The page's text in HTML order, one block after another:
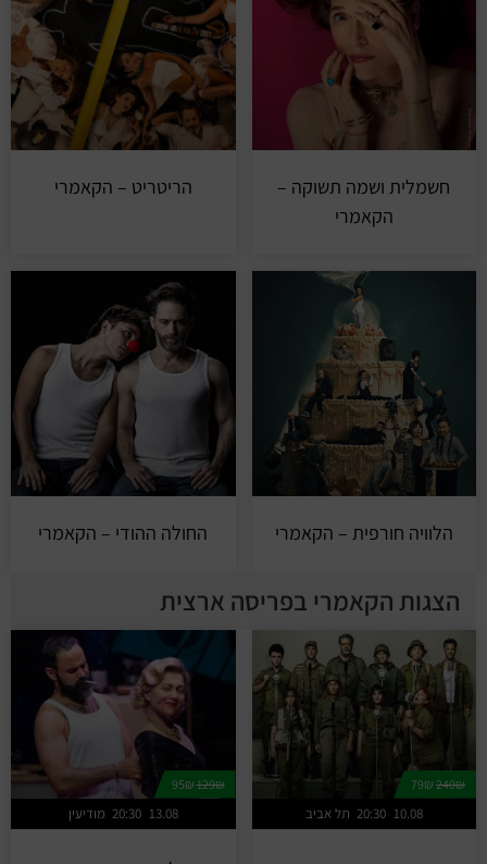
חשמלית ושמה תשוקה –
הקאמרי
הריטריט – הקאמרי
הלוויה חורפית – הקאמרי החולה ההודי – הקאמרי
הצגות הקאמרי בפריסה ארצית
240₪
תל אביב 20:30 10.08
129₪
95₪
מודיעין 20:30 13.08